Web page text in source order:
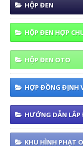
HỘP ĐEN
HỘP ĐEN HỢP
HỘP ĐEN OTO
HỢP ĐỒNG ĐỊNH
HƯỚNG DẪN
KHU HÌNH PHẠT